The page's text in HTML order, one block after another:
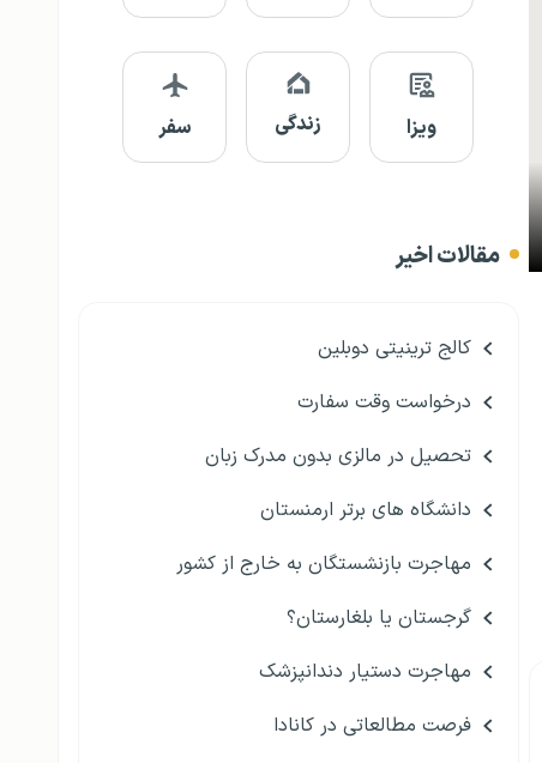
ویزا زندگی سفر
مقالات اخیر
کالج ترینیتی دوبلین
درخواست وقت سفارت
تحصیل در مالزی بدون مدرک زبان
دانشگاه های برتر ارمنستان
مهاجرت بازنشستگان به خارج از کشور
گرجستان یا بلغارستان؟
مهاجرت دستیار دندانپزشک
فرصت مطالعاتی در کانادا